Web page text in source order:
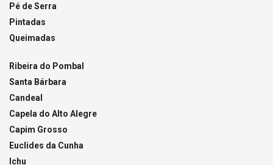
Pé de Serra
Pintadas
Queimadas
Ribeira do Pombal
Santa Bárbara
Candeal
Capela do Alto Alegre
Capim Grosso
Euclides da Cunha
Ichu